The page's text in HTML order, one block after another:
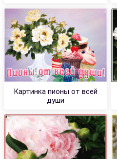
Картинка пионы от всей
души